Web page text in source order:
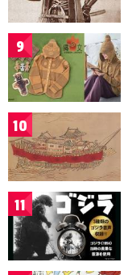
9
10
11